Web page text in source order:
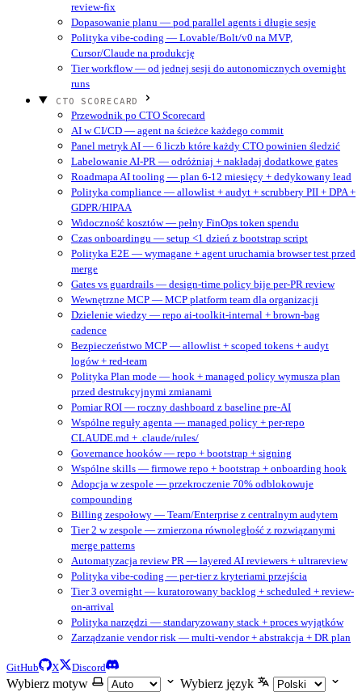
review-fix
Dopasowanie planu — pod parallel agents i długie sesje
Polityka vibe-coding — Lovable/Bolt/v0 na MVP,
Cursor/Claude na produkcję
Tier workflow — od jednej sesji do autonomicznych overnight
runs
CTO SCORECARD
Przewodnik po CTO Scorecard
AI w CI/CD — agent na ścieżce każdego commit
Panel metryk AI — 6 liczb które każdy CTO powinien śledzić
Labelowanie AI-PR — odróżniaj + nakładaj dodatkowe gates
Roadmapa AI tooling — plan 6-12 miesięcy + dedykowany lead
Polityka compliance — allowlist + audyt + scrubbery PII + DPA +
GDPR/HIPAA
Widoczność kosztów — pełny FinOps token spendu
Czas onboardingu — setup <1 dzień z bootstrap script
Polityka E2E — wymagane + agent uruchamia browser test przed
merge
Gates vs guardrails — design-time policy bije per-PR review
Wewnętrzne MCP — MCP platform team dla organizacji
Dzielenie wiedzy — repo ai-toolkit-internal + brown-bag
cadence
Bezpieczeństwo MCP — allowlist + scoped tokens + audyt
logów + red-team
Polityka Plan mode — hook + managed policy wymusza plan
przed destrukcyjnymi zmianami
Pomiar ROI — roczny dashboard z baseline pre-AI
Wspólne reguły agenta — managed policy + per-repo
CLAUDE.md + .claude/rules/
Governance hooków — repo + bootstrap + signing
Wspólne skills — firmowe repo + bootstrap + onboarding hook
Adopcja w zespole — przekroczenie 70% odblokowuje
compounding
Billing zespołowy — Team/Enterprise z centralnym audytem
Tier 2 w zespole — zmierzona równoległość z rozwiązanymi
merge patterns
Automatyzacja review PR — layered AI reviewers + ultrareview
Polityka vibe-coding — per-tier z kryteriami przejścia
Tier 3 overnight — kuratorowany backlog + scheduled + review-
on-arrival
Polityka narzędzi — standaryzowany stack + proces wyjątków
Zarządzanie vendor risk — multi-vendor + abstrakcja + DR plan
GitHub X Discord
Wybierz motyw Wybierz język